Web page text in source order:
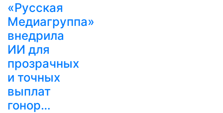
«Русская
Медиагруппа»
внедрила
ИИ для
прозрачных
и точных
выплат
гонор…